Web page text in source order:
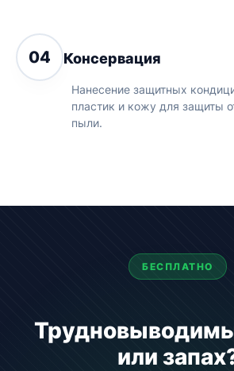
04 Консервация
Нанесение защитных
пластик и кожу для защиты
пыли.
БЕСПЛАТНО
или